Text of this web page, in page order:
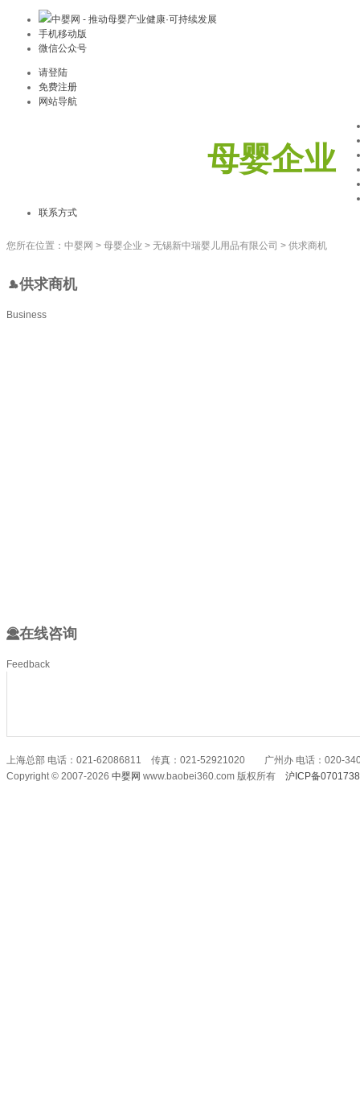
中婴网 - 推动母婴产业健康·可持续发展
手机移动版
微信公众号
请登陆
免费注册
网站导航
母婴企业
联系方式
您所在位置： 中婴网 > 母婴企业 > 无锡新中瑞婴儿用品有限公司 > 供求商机
供求商机
Business
在线咨询
Feedback
上海总部 电话：021-62086811 传真：021-52921020 广州办 电话：020-
Copyright © 2007-2026 中婴网 www.baobei360.com 版权所有 沪ICP备